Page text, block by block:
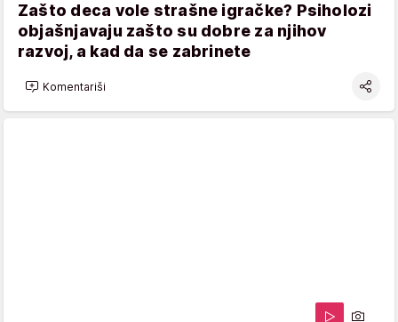
Zašto deca vole strašne igračke? Psiholozi
objašnjavaju zašto su dobre za njihov
razvoj, a kad da se zabrinete
Komentariši